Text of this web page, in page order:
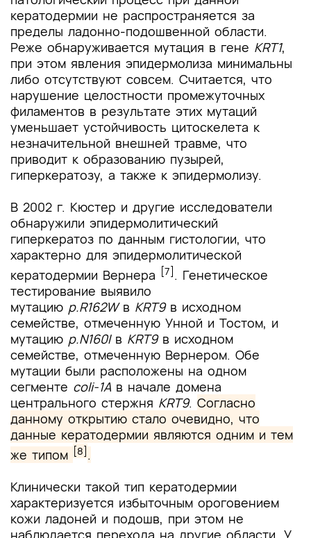
кератодермии не распространяется за
пределы ладонно-подошвенной области.
Реже обнаруживается мутация в гене KRT1,
при этом явления эпидермолиза минимальны
либо отсутствуют совсем. Считается, что
нарушение целостности промежуточных
филаментов в результате этих мутаций
уменьшает устойчивость цитоскелета к
незначительной внешней травме, что
приводит к образованию пузырей,
гиперкератозу, а также к эпидермолизу.
В 2002 г. Кюстер и другие исследователи
обнаружили эпидермолитический
гиперкератоз по данным гистологии, что
характерно для эпидермолитической
кератодермии Вернера [7]. Генетическое
тестирование выявило
мутацию p.R162Wв KRT9 в исходном
семействе, отмеченную Унной и Тостом, и
мутацию p.N160Iв KRT9 в исходном
семействе, отмеченную Вернером. Обе
мутации были расположены на одном
сегменте coli-1A в начале домена
центрального стержня KRT9. Согласно
данному открытию стало очевидно, что
данные кератодермии являются одним и тем
же типом [8].
Клинически такой тип кератодермии
характеризуется избыточным ороговением
кожи ладоней и подошв, при этом не
наблюдается перехода на другие области. У